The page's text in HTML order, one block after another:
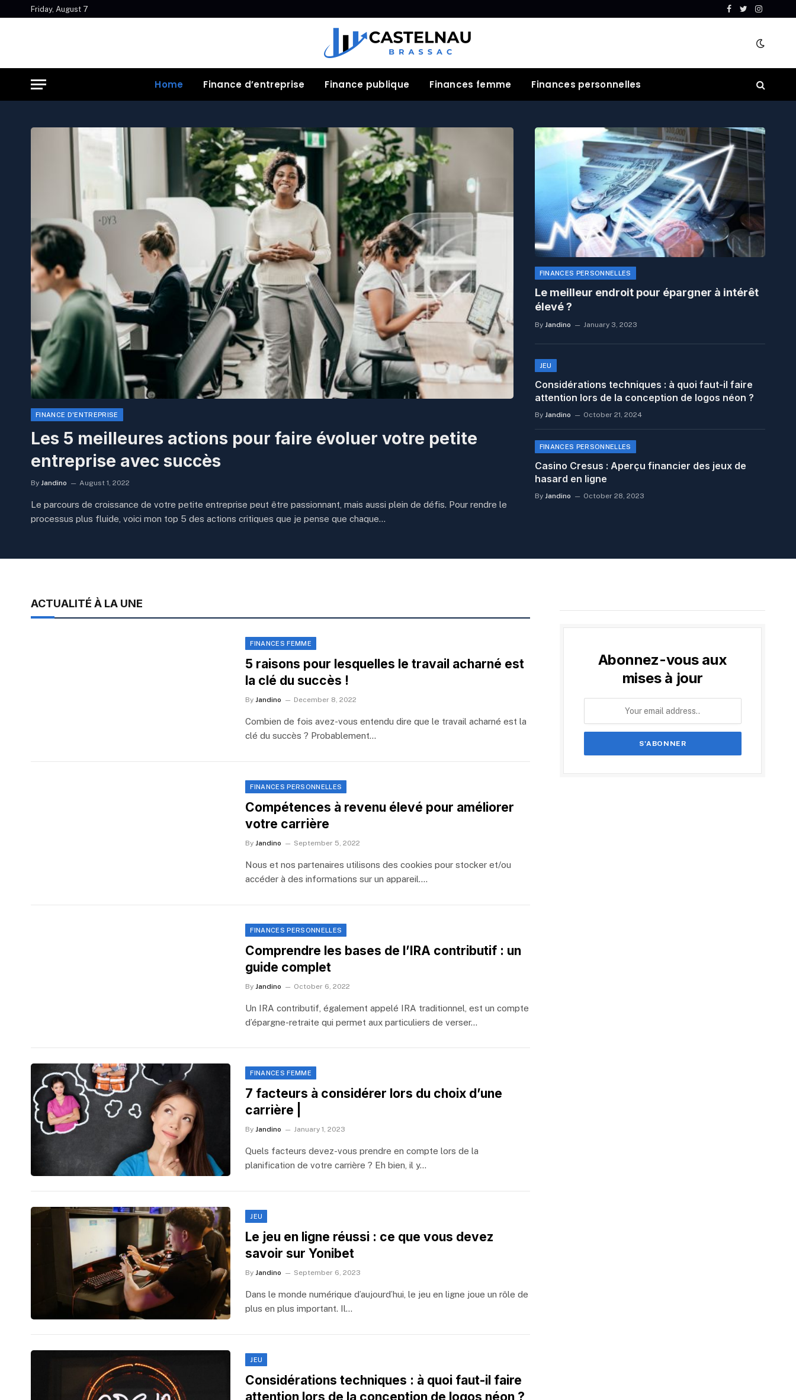
Friday, August 7
Facebook
Twitter
Home Finance d’entreprise Finance publique Finances femme Finances personnelles
FINANCE D'ENTREPRISE
Les 5 meilleures actions pour faire évoluer votre petite
entreprise avec succès
By Jandino August 1, 2022
Le parcours de croissance de votre petite entreprise peut être passionnant, mais aussi plein de défis. Pour rendre le
processus plus fluide, voici mon top 5 des actions critiques que je pense que chaque…
FINANCES PERSONNELLES
Le meilleur endroit pour épargner à intérêt
élevé ?
By Jandino January 3, 2023
JEU
Considérations techniques : à quoi faut-il faire
attention lors de la conception de logos néon ?
By Jandino October 21, 2024
FINANCES PERSONNELLES
Casino Cresus : Aperçu financier des jeux de
hasard en ligne
By Jandino October 28, 2023
ACTUALITÉ À LA UNE
FINANCES FEMME
5 raisons pour lesquelles le travail acharné est
la clé du succès !
By Jandino December 8, 2022
Combien de fois avez-vous entendu dire que le travail acharné est la
clé du succès ? Probablement…
FINANCES PERSONNELLES
Compétences à revenu élevé pour améliorer
votre carrière
By Jandino September 5, 2022
Nous et nos partenaires utilisons des cookies pour stocker et/ou
accéder à des informations sur un appareil.…
FINANCES PERSONNELLES
Comprendre les bases de l’IRA contributif : un
guide complet
By Jandino October 6, 2022
Un IRA contributif, également appelé IRA traditionnel, est un compte
d’épargne-retraite qui permet aux particuliers de verser…
FINANCES FEMME
7 facteurs à considérer lors du choix d’une
carrière |
By Jandino January 1, 2023
Quels facteurs devez-vous prendre en compte lors de la
planification de votre carrière ? Eh bien, il y…
JEU
Le jeu en ligne réussi : ce que vous devez
savoir sur Yonibet
By Jandino September 6, 2023
Dans le monde numérique d’aujourd’hui, le jeu en ligne joue un rôle de
plus en plus important. Il…
JEU
Considérations techniques : à quoi faut-il faire
attention lors de la conception de logos néon ?
Abonnez-vous aux
mises à jour